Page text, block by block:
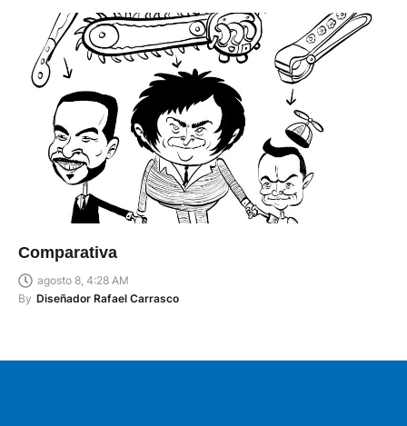
Comparativa
agosto 8, 4:28 AM
By Diseñador Rafael Carrasco